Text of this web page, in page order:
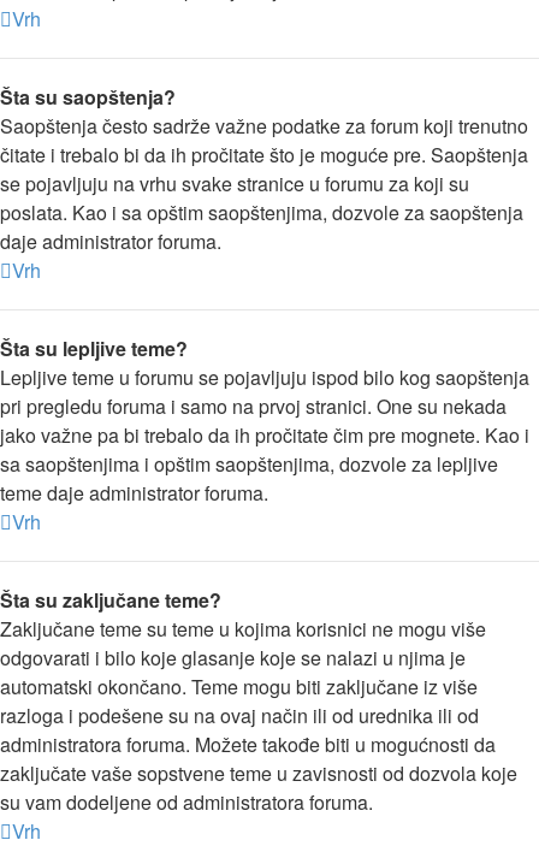
Vrh
Šta su saopštenja?
Saopštenja često sadrže važne podatke za forum koji trenutno
čitate i trebalo bi da ih pročitate što je moguće pre. Saopštenja
se pojavljuju na vrhu svake stranice u forumu za koji su
poslata. Kao i sa opštim saopštenjima, dozvole za saopštenja
daje administrator foruma.
Vrh
Šta su lepljive teme?
Lepljive teme u forumu se pojavljuju ispod bilo kog saopštenja
pri pregledu foruma i samo na prvoj stranici. One su nekada
jako važne pa bi trebalo da ih pročitate čim pre mognete. Kao i
sa saopštenjima i opštim saopštenjima, dozvole za lepljive
teme daje administrator foruma.
Vrh
Šta su zaključane teme?
Zaključane teme su teme u kojima korisnici ne mogu više
odgovarati i bilo koje glasanje koje se nalazi u njima je
automatski okončano. Teme mogu biti zaključane iz više
razloga i podešene su na ovaj način ili od urednika ili od
administratora foruma. Možete takođe biti u mogućnosti da
zaključate vaše sopstvene teme u zavisnosti od dozvola koje
su vam dodeljene od administratora foruma.
Vrh